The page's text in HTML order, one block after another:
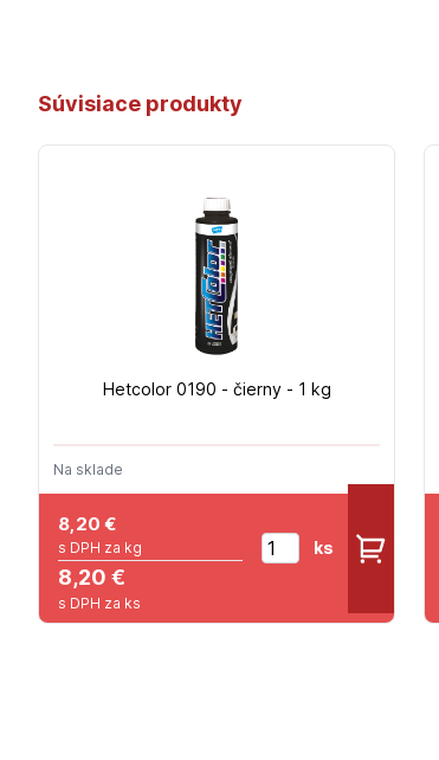
Súvisiace produkty
Hetcolor 0190 - čierny - 1 kg
Na sklade
8,20 €
s DPH za kg
8,20 €
s DPH za ks
ks